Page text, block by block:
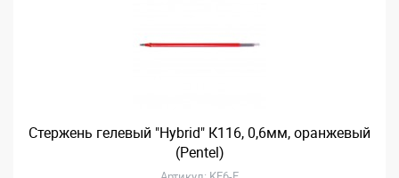
Стержень гелевый "Hybrid" К116, 0,6мм, оранжевый
(Pentel)